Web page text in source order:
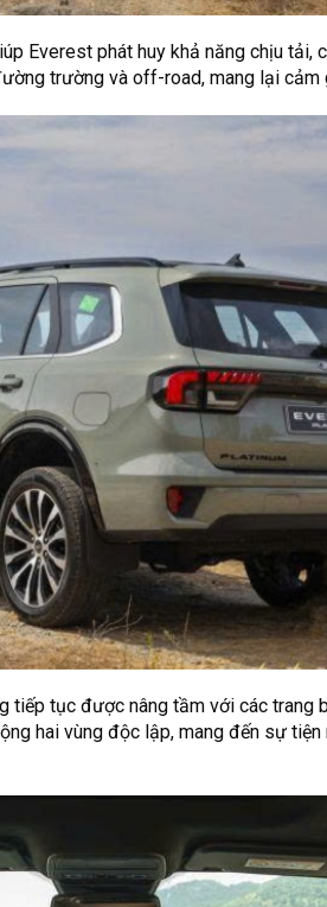
Everest phát huy khả năng chịu tải,
trường và off-road, mang lại cảm
tiếp tục được nâng tầm với các trang
hai vùng độc lập, mang đến sự